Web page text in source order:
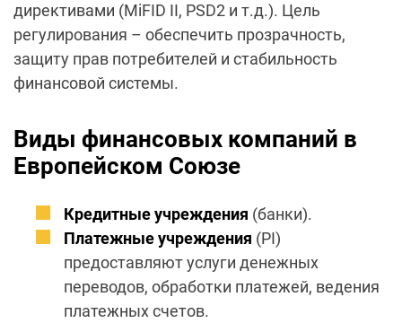
директивами (MiFID II, PSD2 и т.д.). Цель
регулирования – обеспечить прозрачность,
защиту прав потребителей и стабильность
финансовой системы.
Виды финансовых компаний в
Европейском Союзе
Кредитные учреждения (банки).
Платежныеучреждения (PI)
предоставляют услуги денежных
переводов, обработки платежей, ведения
платежных счетов.